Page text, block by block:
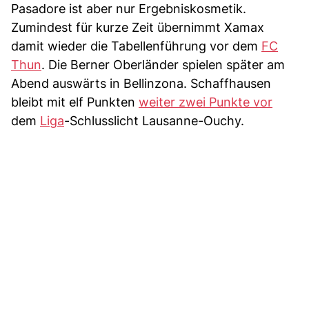
Pasadore ist aber nur Ergebniskosmetik.
Zumindest für kurze Zeit übernimmt Xamax
damit wieder die Tabellenführung vor dem FC
Thun. Die Berner Oberländer spielen später am
Abend auswärts in Bellinzona. Schaffhausen
bleibt mit elf Punkten weiter zwei Punkte vor
dem Liga-Schlusslicht Lausanne-Ouchy.